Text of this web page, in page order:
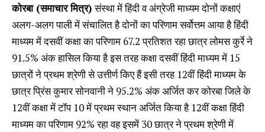
कोरबा (समाचार मित्र)संस्था में हिंदी व अंग्रेजी माध्यम दोनों कक्षाएं
अलग-अलग पाली में संचालित है दोनों का परिणाम सर्वोत्तम आया है हिंदी
माध्यम में दसवीं कक्षा का परिणाम 67.2 प्रतिशत रहा छात्र लोमस कुर्रे ने
91.5% अंक हासिल किया है इस तरह कक्षा दसवीं हिंदी माध्यम में 15
छात्रों ने प्रथम श्रेणी से उत्तीर्ण किए हैं इसी तरह 12वीं हिंदी माध्यम के
छात्र प्रिंस कुमार सोनवानी ने 95.2% अंक अर्जित कर कोरबा जिले के
12वीं कक्षा में टॉप 10 में प्रथम स्थान अर्जित किया है 12वीं कक्षा हिंदी
माध्यम का परिणाम 92% रहा वह इसमें 30 छात्र ने प्रथम श्रेणी में